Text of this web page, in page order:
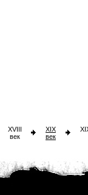
XVIII
век
XIX
век